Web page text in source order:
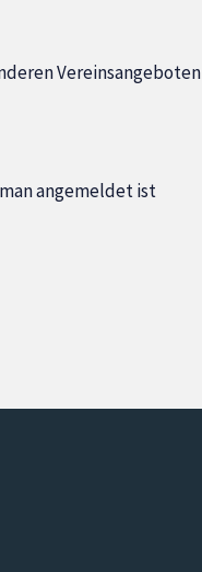
Vereinsangeboten
angemeldet ist